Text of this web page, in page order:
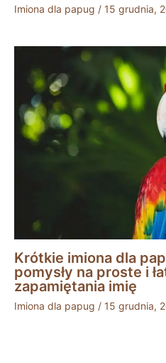
Imiona dla papug / 15 grudnia,
Krótkie imiona dla
pomysły na proste i
zapamiętania imię
Imiona dla papug / 15 grudnia,